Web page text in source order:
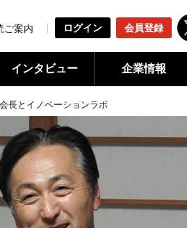
ご案内 ログイン 会員登録
インタビュー 企業情報
長とイノベーションラボ